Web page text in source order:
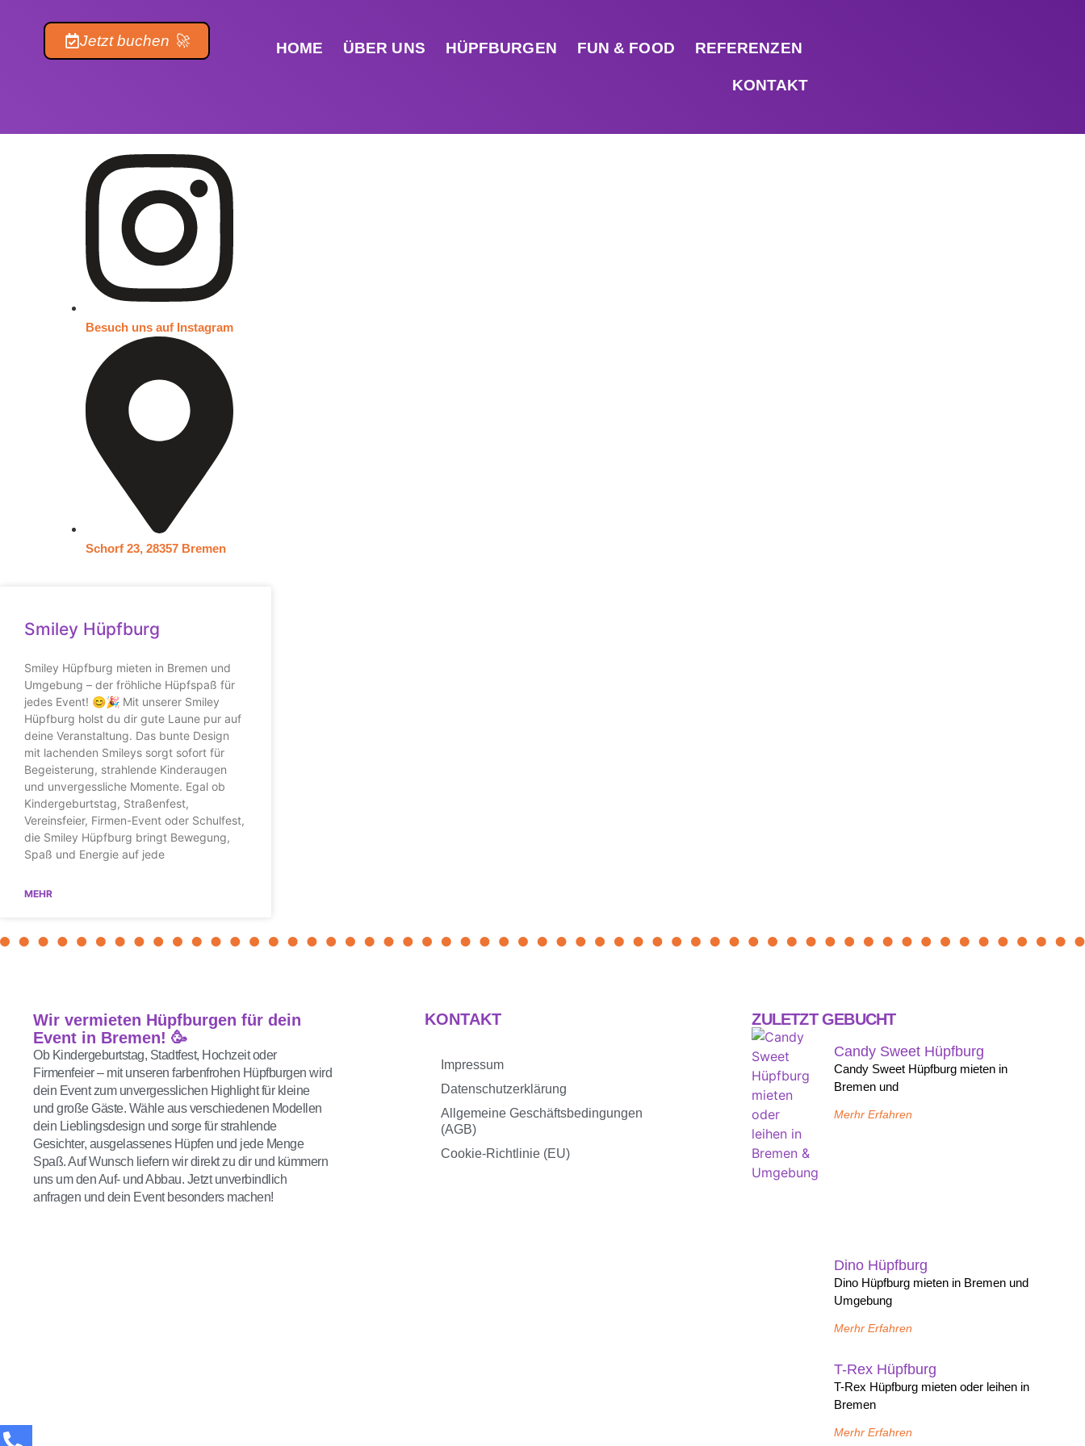
springen
Jetzt buchen 🚀 HOME ÜBER UNS HÜPFBURGEN FUN & FOOD REFERENZEN
KONTAKT
Besuch uns auf Instagram
Schorf 23, 28357 Bremen
Smiley Hüpfburg
Smiley Hüpfburg mieten in Bremen und
Umgebung – der fröhliche Hüpfspaß für
jedes Event! 😊🎉 Mit unserer Smiley
Hüpfburg holst du dir gute Laune pur auf
deine Veranstaltung. Das bunte Design
mit lachenden Smileys sorgt sofort für
Begeisterung, strahlende Kinderaugen
und unvergessliche Momente. Egal ob
Kindergeburtstag, Straßenfest,
Vereinsfeier, Firmen-Event oder Schulfest,
die Smiley Hüpfburg bringt Bewegung,
Spaß und Energie auf jede
MEHR
Wir vermieten Hüpfburgen für dein
Event in Bremen! 🥳
Ob Kindergeburtstag, Stadtfest, Hochzeit oder
Firmenfeier – mit unseren farbenfrohen Hüpfburgen wird
dein Event zum unvergesslichen Highlight für kleine
und große Gäste. Wähle aus verschiedenen Modellen
dein Lieblingsdesign und sorge für strahlende
Gesichter, ausgelassenes Hüpfen und jede Menge
Spaß. Auf Wunsch liefern wir direkt zu dir und kümmern
uns um den Auf- und Abbau. Jetzt unverbindlich
anfragen und dein Event besonders machen!
KONTAKT
Impressum
Datenschutzerklärung
Allgemeine Geschäftsbedingungen
(AGB)
Cookie-Richtlinie (EU)
ZULETZT GEBUCHT
Candy Sweet Hüpfburg
Candy Sweet Hüpfburg mieten in
Bremen und
Merhr Erfahren
Dino Hüpfburg
Dino Hüpfburg mieten in Bremen und
Umgebung
Merhr Erfahren
T-Rex Hüpfburg
T-Rex Hüpfburg mieten oder leihen in
Bremen
Merhr Erfahren